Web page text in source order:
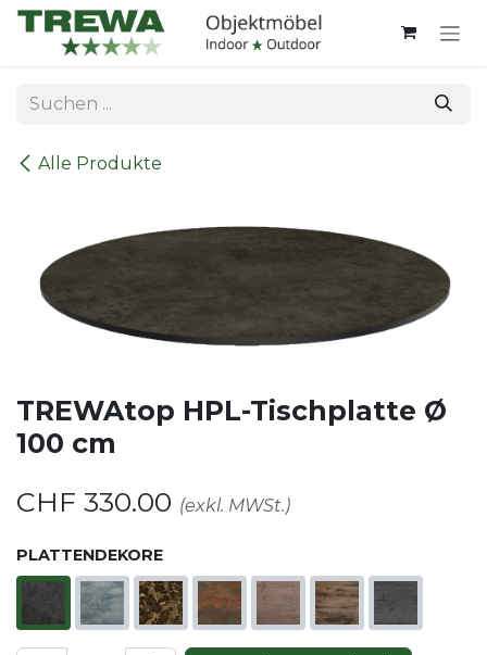
Zum Inhalt springen
Alle Produkte
TREWAtop HPL-Tischplatte Ø
100 cm
CHF 330.00 (exkl. MWSt.)
PLATTENDEKORE